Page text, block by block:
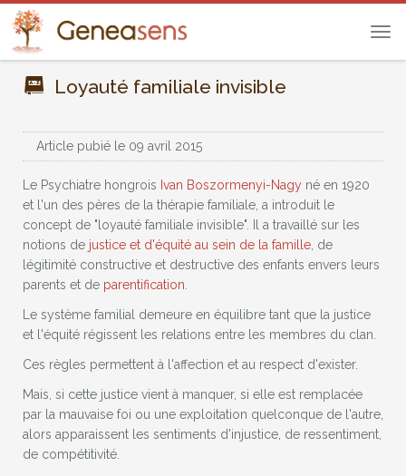
Loyauté familiale invisible
Article pubié le 09 avril 2015
Le Psychiatre hongrois Ivan Boszormenyi-Nagy né en 1920
et l'un des pères de la thérapie familiale, a introduit le
concept de "loyauté familiale invisible". Il a travaillé sur les
notions de justice et d'équité au sein de la famille , de
légitimité constructive et destructive des enfants envers leurs
parents et de parentification
Le système familial demeure en équilibre tant que la justice
et l'équité régissent les relations entre les membres du clan.
Ces règles permettent à l'affection et au respect d'exister.
Mais, si cette justice vient à manquer, si elle est remplacée
par la mauvaise foi ou une exploitation quelconque de l'autre,
alors apparaissent les sentiments d'injustice, de ressentiment,
de compétitivité.